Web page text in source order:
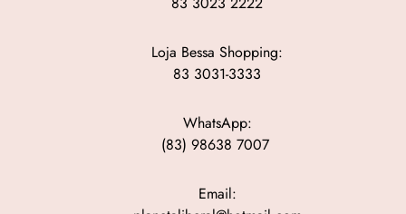
Loja Bessa Shopping:
83 3031-3333
WhatsApp:
(83) 98638 7007
Email: